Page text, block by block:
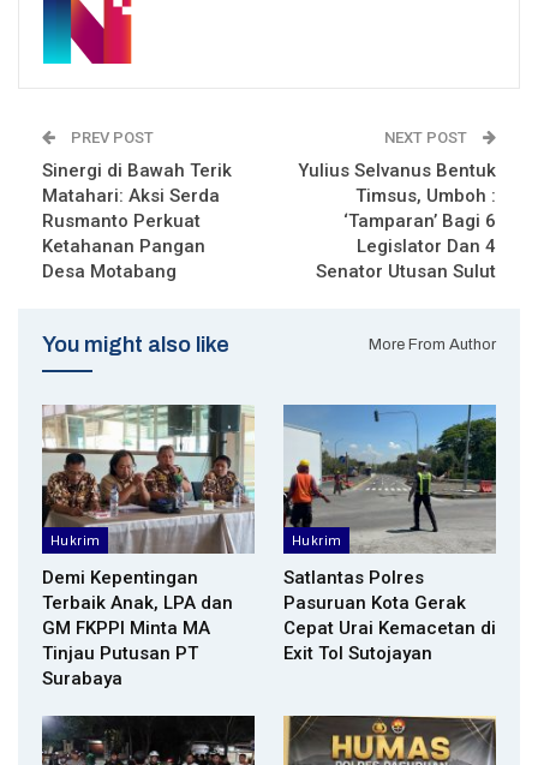
PREV POST
Sinergi di Bawah Terik
Matahari: Aksi Serda
Rusmanto Perkuat
Ketahanan Pangan
Desa Motabang
NEXT POST
Yulius Selvanus Bentuk
Timsus, Umboh :
‘Tamparan’ Bagi 6
Legislator Dan 4
Senator Utusan Sulut
You might also like More From Author
Hukrim
Demi Kepentingan
Terbaik Anak, LPA dan
GM FKPPI Minta MA
Tinjau Putusan PT
Surabaya
Hukrim
Satlantas Polres
Pasuruan Kota Gerak
Cepat Urai Kemacetan di
Exit Tol Sutojayan